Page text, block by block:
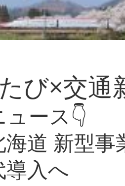
び×交通
ース👇
道 新型
導入へ